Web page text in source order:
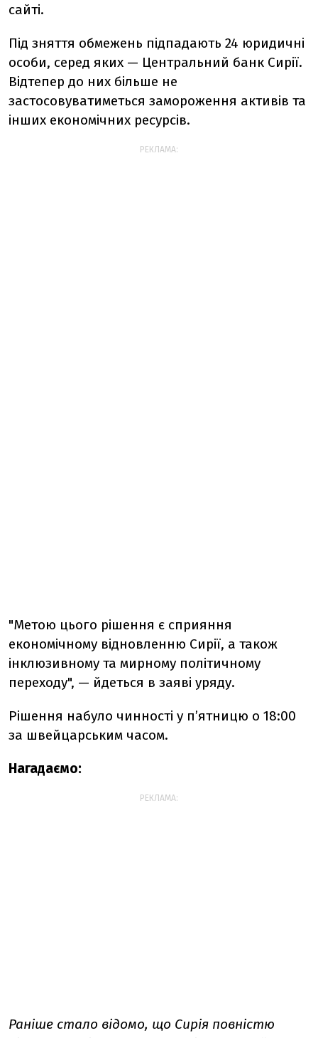
сайті.
Під зняття обмежень підпадають 24 юридичні
особи, серед яких — Центральний банк Сирії.
Відтепер до них більше не
застосовуватиметься замороження активів та
інших економічних ресурсів.
РЕКЛАМА:
"Метою цього рішення є сприяння
економічному відновленню Сирії, а також
інклюзивному та мирному політичному
переходу", — йдеться в заяві уряду.
Рішення набуло чинності у п’ятницю о 18:00
за швейцарським часом.
Нагадаємо:
РЕКЛАМА:
Раніше стало відомо, що Сирія повністю